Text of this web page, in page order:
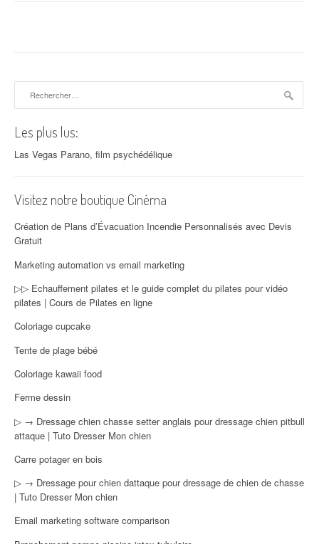
Les plus lus:
Las Vegas Parano, film psychédélique
Visitez notre boutique Cinéma
Création de Plans d’Évacuation Incendie Personnalisés avec Devis
Gratuit
Marketing automation vs email marketing
▷▷ Echauffement pilates et le guide complet du pilates pour vidéo
pilates | Cours de Pilates en ligne
Coloriage cupcake
Tente de plage bébé
Coloriage kawaii food
Ferme dessin
▷ → Dressage chien chasse setter anglais pour dressage chien pitbull
attaque | Tuto Dresser Mon chien
Carre potager en bois
▷ → Dressage pour chien dattaque pour dressage de chien de chasse
| Tuto Dresser Mon chien
Email marketing software comparison